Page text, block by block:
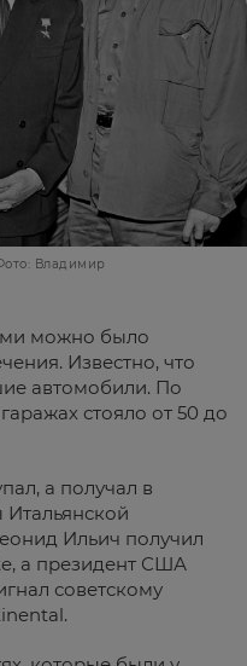
Владимир
можно было
Известно, что
автомобили. По
стояло от 50 до
а получал в
Ильич получил
а президент США
советскому